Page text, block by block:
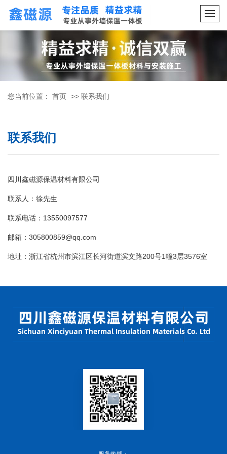
您当前位置： 首页 >> 联系我们
联系我们
四川鑫磁源保温材料有限公司
联系人：徐先生
联系电话：13550097577
邮箱：305800859@qq.com
地址：浙江省杭州市滨江区长河街道滨文路200号1幢3层3576室